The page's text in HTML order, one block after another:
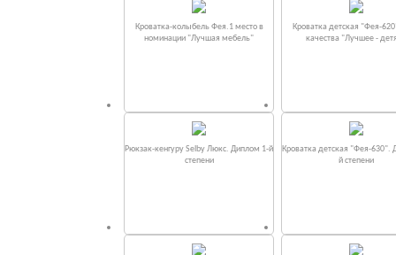
Кроватка-колыбель Фея.1 место в
номинации "Лучшая мебель"
Кроватка детская "Фея-
качества "Лучшее -
Рюкзак-кенгуру Selby Люкс. Диплом 1-й
степени
Кроватка детская "Фея-630".
й степени